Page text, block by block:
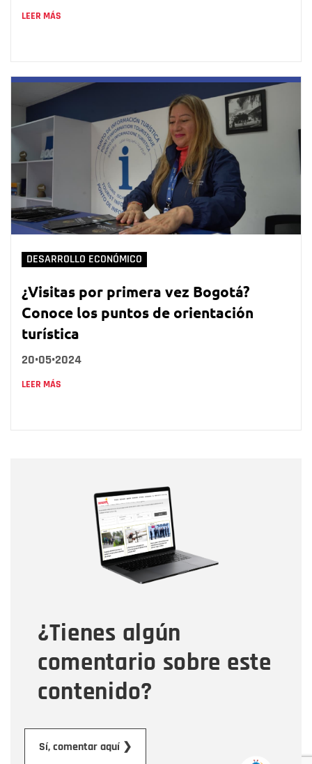
LEER MÁS
DESARROLLO ECONÓMICO
¿Visitas por primera vez Bogotá?
Conoce los puntos de orientación
turística
20•05•2024
LEER MÁS
¿Tienes algún
comentario sobre este
contenido?
Sí, comentar aquí ❯
Correo electrónico
Tipo de comentario
Mensaje